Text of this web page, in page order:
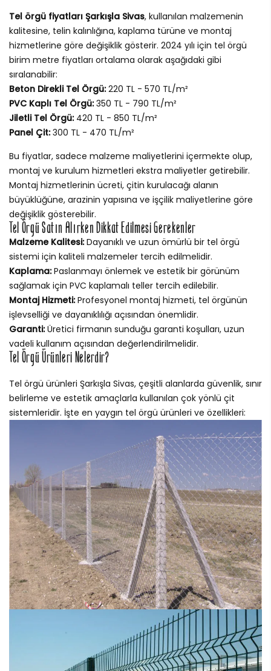
Tel örgü fiyatları Şarkışla Sivas, kullanılan malzemenin
kalitesine, telin kalınlığına, kaplama türüne ve montaj
hizmetlerine göre değişiklik gösterir. 2024 yılı için tel örgü
birim metre fiyatları ortalama olarak aşağıdaki gibi
sıralanabilir:
Beton Direkli Tel Örgü:220 TL - 570 TL/m²
PVC Kaplı Tel Örgü:350 TL - 790 TL/m²
Jiletli Tel Örgü:420 TL - 850 TL/m²
Panel Çit:300 TL - 470 TL/m²
Bu fiyatlar, sadece malzeme maliyetlerini içermekte olup,
montaj ve kurulum hizmetleri ekstra maliyetler getirebilir.
Montaj hizmetlerinin ücreti, çitin kurulacağı alanın
büyüklüğüne, arazinin yapısına ve işçilik maliyetlerine göre
değişiklik gösterebilir.
Tel Örgü Satın Alırken Dikkat Edilmesi Gerekenler
Malzeme Kalitesi:Dayanıklı ve uzun ömürlü bir tel örgü
sistemi için kaliteli malzemeler tercih edilmelidir.
Kaplama:Paslanmayı önlemek ve estetik bir görünüm
sağlamak için PVC kaplamalı teller tercih edilebilir.
Montaj Hizmeti:Profesyonel montaj hizmeti, tel örgünün
işlevselliği ve dayanıklılığı açısından önemlidir.
Garanti:Üretici firmanın sunduğu garanti koşulları, uzun
vadeli kullanım açısından değerlendirilmelidir.
Tel Örgü Ürünleri Nelerdir?
Tel örgü ürünleri Şarkışla Sivas, çeşitli alanlarda güvenlik, sınır
belirleme ve estetik amaçlarla kullanılan çok yönlü çit
sistemleridir. İşte en yaygın tel örgü ürünleri ve özellikleri: